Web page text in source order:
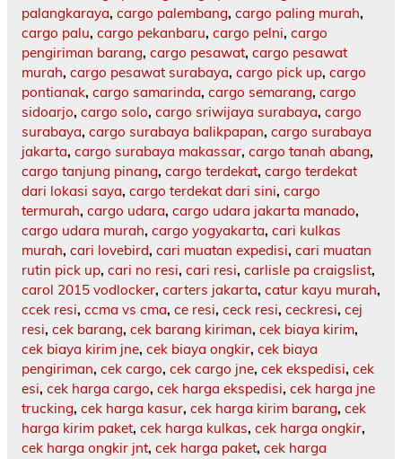
palangkaraya, cargo palembang, cargo paling murah,
cargo palu, cargo pekanbaru, cargo pelni, cargo
pengiriman barang, cargo pesawat, cargo pesawat
murah, cargo pesawat surabaya, cargo pick up, cargo
pontianak, cargo samarinda, cargo semarang, cargo
sidoarjo, cargo solo, cargo sriwijaya surabaya, cargo
surabaya, cargo surabaya balikpapan, cargo surabaya
jakarta, cargo surabaya makassar, cargo tanah abang,
cargo tanjung pinang, cargo terdekat, cargo terdekat
dari lokasi saya, cargo terdekat dari sini, cargo
termurah, cargo udara, cargo udara jakarta manado,
cargo udara murah, cargo yogyakarta, cari kulkas
murah, cari lovebird, cari muatan expedisi, cari muatan
rutin pick up, cari no resi, cari resi, carlisle pa craigslist,
carol 2015 vodlocker, carters jakarta, catur kayu murah,
ccek resi, ccma vs cma, ce resi, ceck resi, ceckresi, cej
resi, cek barang, cek barang kiriman, cek biaya kirim,
cek biaya kirim jne, cek biaya ongkir, cek biaya
pengiriman, cek cargo, cek cargo jne, cek ekspedisi, cek
esi, cek harga cargo, cek harga ekspedisi, cek harga jne
trucking, cek harga kasur, cek harga kirim barang, cek
harga kirim paket, cek harga kulkas, cek harga ongkir,
cek harga ongkir jnt, cek harga paket, cek harga